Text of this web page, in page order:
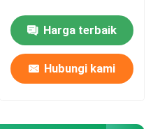
Harga terbaik
Hubungi kami